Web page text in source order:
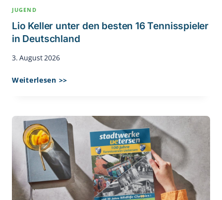
JUGEND
Lio Keller unter den besten 16 Tennisspieler
in Deutschland
3. August 2026
Weiterlesen >>
Besten
16
Tennisspieler
In
Deutschland